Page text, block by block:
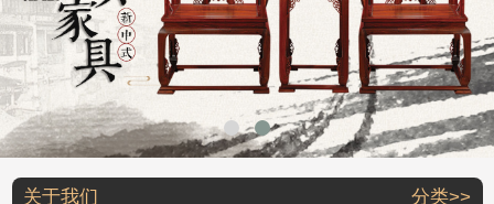
关于我们 分类>>